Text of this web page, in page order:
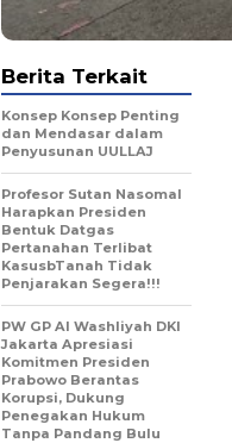
Berita Terkait
Konsep Konsep Penting
dan Mendasar dalam
Penyusunan UULLAJ
Profesor Sutan Nasomal
Harapkan Presiden
Bentuk Datgas
Pertanahan Terlibat
KasusbTanah Tidak
Penjarakan Segera!!!
PW GP Al Washliyah DKI
Jakarta Apresiasi
Komitmen Presiden
Prabowo Berantas
Korupsi, Dukung
Penegakan Hukum
Tanpa Pandang Bulu